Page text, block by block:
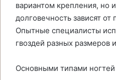
вариантом крепления, но
долговечность зависят
Опытные специалисты
гвоздей разных размеров
Основными типами ногтей